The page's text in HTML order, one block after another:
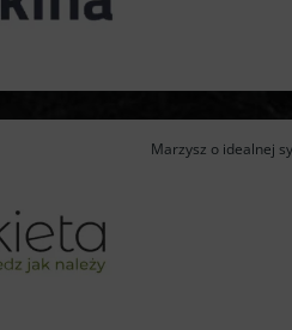
Marzysz o idealnej